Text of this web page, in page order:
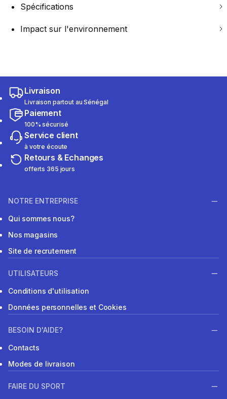
Spécifications
Impact sur l'environnement
Livraison
Livraison partout au Sénégal
Paiement
100% sécurisé
Service client
à votre écoute
Retours & Echanges
offerts 365 jours
NOTRE ENTREPRISE
Qui sommes nous?
Nos magasins
Site de recrutement
UTILISATEURS
Conditions d'utilisation
Données personnelles et Cookies
BESOIN D'AIDE?
Contacts
Modes de livraison
FAIRE DU SPORT